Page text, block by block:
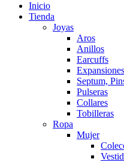
Inicio
Tienda
Joyas
Aros
Anillos
Earcuffs
Expansiones
Septum,
Pulseras
Collares
Tobilleras
Ropa
Mujer